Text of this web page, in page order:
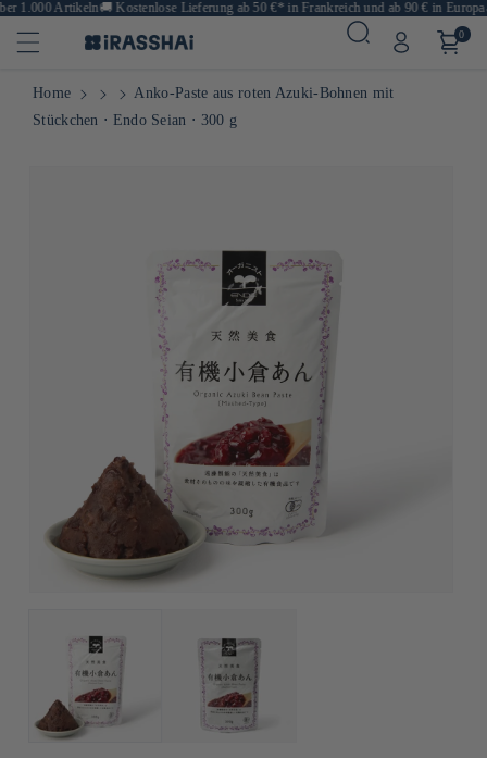
1.000 Artikeln🚚Kostenlose Lieferung ab 50 €* in Frankreich und ab 90 € in Europa🍙
0
Home
Anko-Paste aus roten Azuki-Bohnen mit
Stückchen ⋅ Endo Seian ⋅ 300 g